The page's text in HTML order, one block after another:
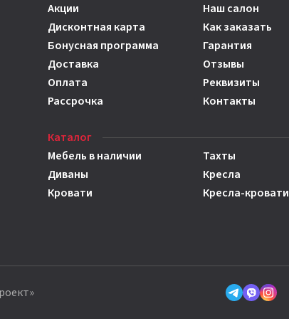
Акции
Наш салон
Дисконтная карта
Как заказать
Бонусная программа
Гарантия
Доставка
Отзывы
Оплата
Реквизиты
Рассрочка
Контакты
Каталог
Мебель в наличии
Диваны
Кровати
Тахты
Кресла
Кресла-кровати